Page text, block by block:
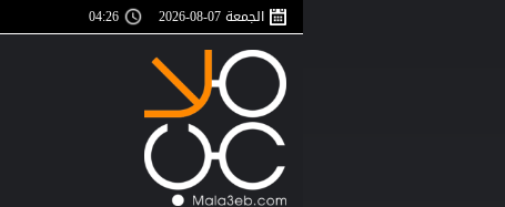
الجمعة 07-08-2026 04:27